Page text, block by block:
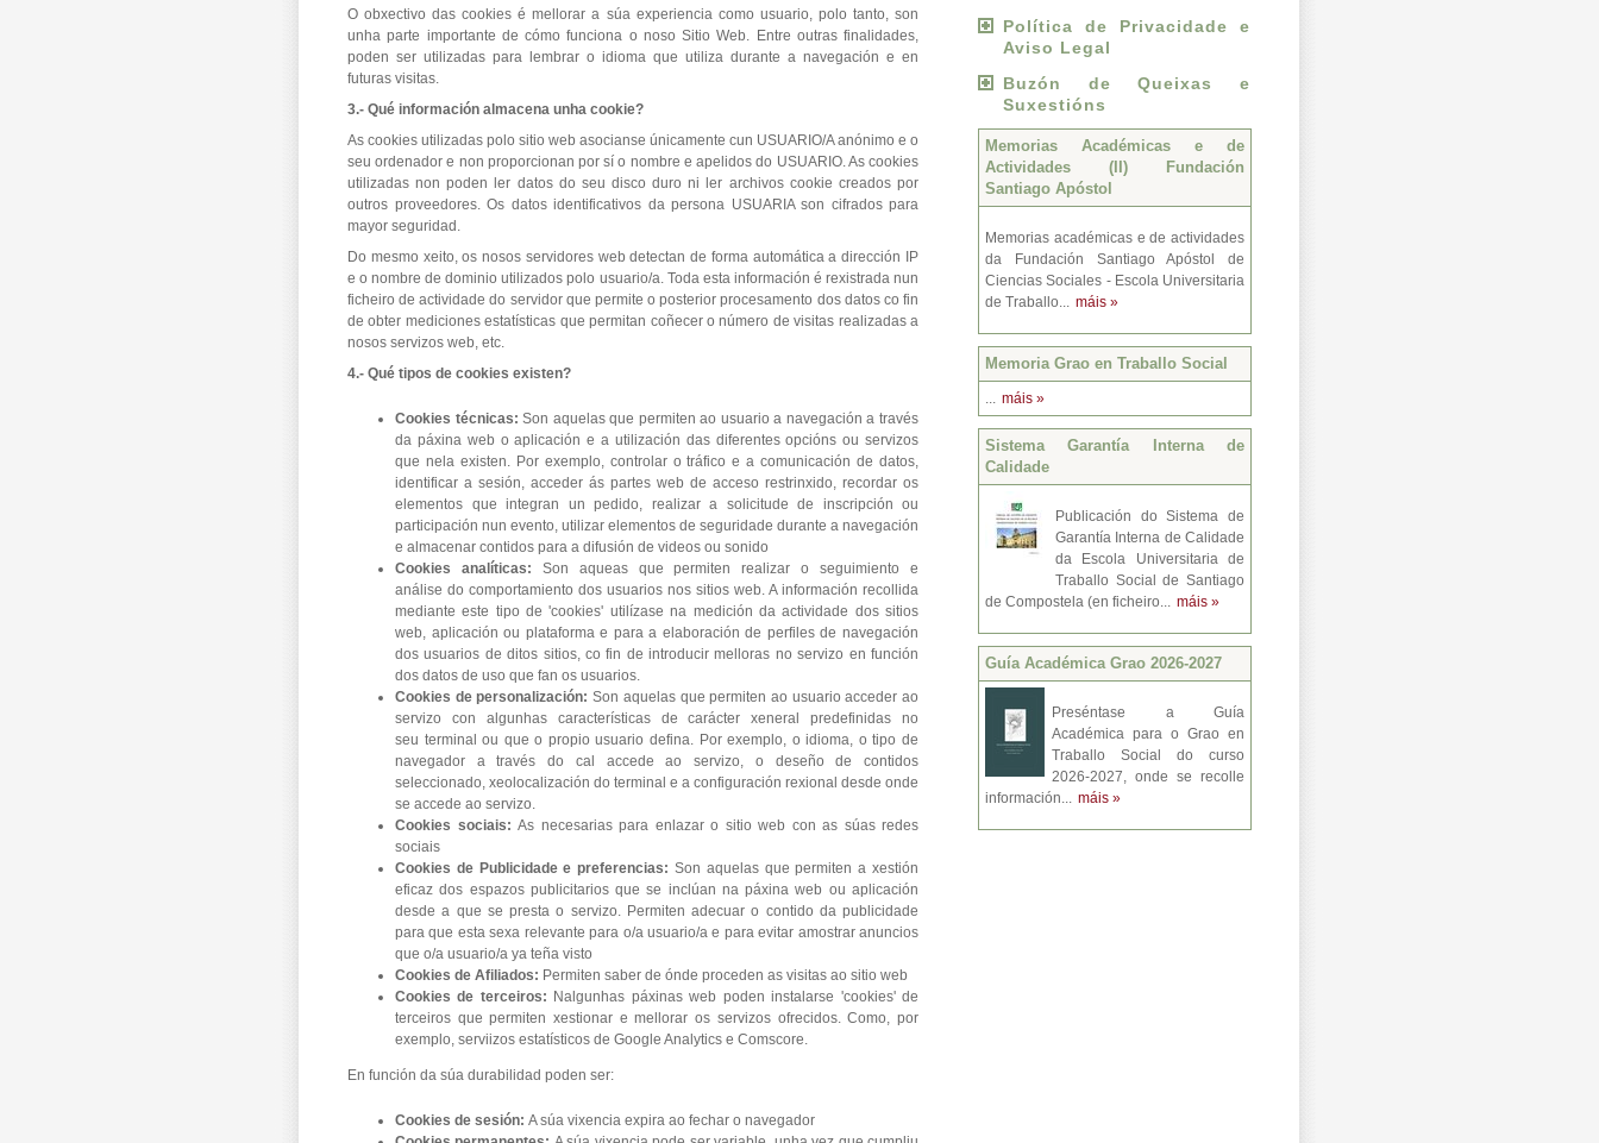
O obxectivo das cookies é mellorar a súa experiencia como usuario, polo tanto, son
unha parte importante de cómo funciona o noso Sitio Web. Entre outras finalidades,
poden ser utilizadas para lembrar o idioma que utiliza durante a navegación e en
futuras visitas.
3.- Qué información almacena unha cookie?
As cookies utilizadas polo sitio web asocianse únicamente cun USUARIO/A anónimo e o
seu ordenador e non proporcionan por sí o nombre e apelidos do USUARIO. As cookies
utilizadas non poden ler datos do seu disco duro ni ler archivos cookie creados por
outros proveedores. Os datos identificativos da persona USUARIA son cifrados para
mayor seguridad.
Do mesmo xeito, os nosos servidores web detectan de forma automática a dirección IP
e o nombre de dominio utilizados polo usuario/a. Toda esta información é rexistrada nun
ficheiro de actividade do servidor que permite o posterior procesamento dos datos co fin
de obter mediciones estatísticas que permitan coñecer o número de visitas realizadas a
nosos servizos web, etc.
4.- Qué tipos de cookies existen?
Cookies técnicas:Son aquelas que permiten ao usuario a navegación a través
da páxina web o aplicación e a utilización das diferentes opcións ou servizos
que nela existen. Por exemplo, controlar o tráfico e a comunicación de datos,
identificar a sesión, acceder ás partes web de acceso restrinxido, recordar os
elementos que integran un pedido, realizar a solicitude de inscripción ou
participación nun evento, utilizar elementos de seguridade durante a navegación
e almacenar contidos para a difusión de videos ou sonido
Cookies analíticas: Son aqueas que permiten realizar o seguimiento e
análise do comportamiento dos usuarios nos sitios web. A información recollida
mediante este tipo de 'cookies' utilízase na medición da actividade dos sitios
web, aplicación ou plataforma e para a elaboración de perfiles de navegación
dos usuarios de ditos sitios, co fin de introducir melloras no servizo en función
dos datos de uso que fan os usuarios.
Cookies de personalización:Son aquelas que permiten ao usuario acceder ao
servizo con algunhas características de carácter xeneral predefinidas no
seu terminal ou que o propio usuario defina. Por exemplo, o idioma, o tipo de
navegador a través do cal accede ao servizo, o deseño de contidos
seleccionado, xeolocalización do terminal e a configuración rexional desde onde
se accede ao servizo.
Cookies sociais: As necesarias para enlazar o sitio web con as súas redes
sociais
Cookies de Publicidade e preferencias: Son aquelas que permiten a xestión
eficaz dos espazos publicitarios que se inclúan na páxina web ou aplicación
desde a que se presta o servizo. Permiten adecuar o contido da publicidade
para que esta sexa relevante para o/a usuario/a e para evitar amostrar anuncios
que o/a usuario/a ya teña visto
Cookies de Afiliados: Permiten saber de ónde proceden as visitas ao sitio web
Cookies de terceiros: Nalgunhas páxinas web poden instalarse 'cookies' de
terceiros que permiten xestionar e mellorar os servizos ofrecidos. Como, por
exemplo, serviizos estatísticos de Google Analytics e Comscore.
En función da súa durabilidad poden ser:
Cookies de sesión: A súa vixencia expira ao fechar o navegador
Política de Privacidade e
Aviso Legal
Buzón de Queixas e
Suxestións
Memorias Académicas e de
Actividades (II) Fundación
Santiago Apóstol
Memorias académicas e de actividades
da Fundación Santiago Apóstol de
Ciencias Sociales - Escola Universitaria
de Traballo... máis »
Memoria Grao en Traballo Social
... máis »
Sistema Garantía Interna de
Calidade
Publicación do Sistema de
Garantía Interna de Calidade
da Escola Universitaria de
Traballo Social de Santiago
de Compostela (en ficheiro... máis »
Guí­a Académica Grao 2026-2027
Preséntase a Guía
Académica para o Grao en
Traballo Social do curso
2026-2027, onde se recolle
información... máis »